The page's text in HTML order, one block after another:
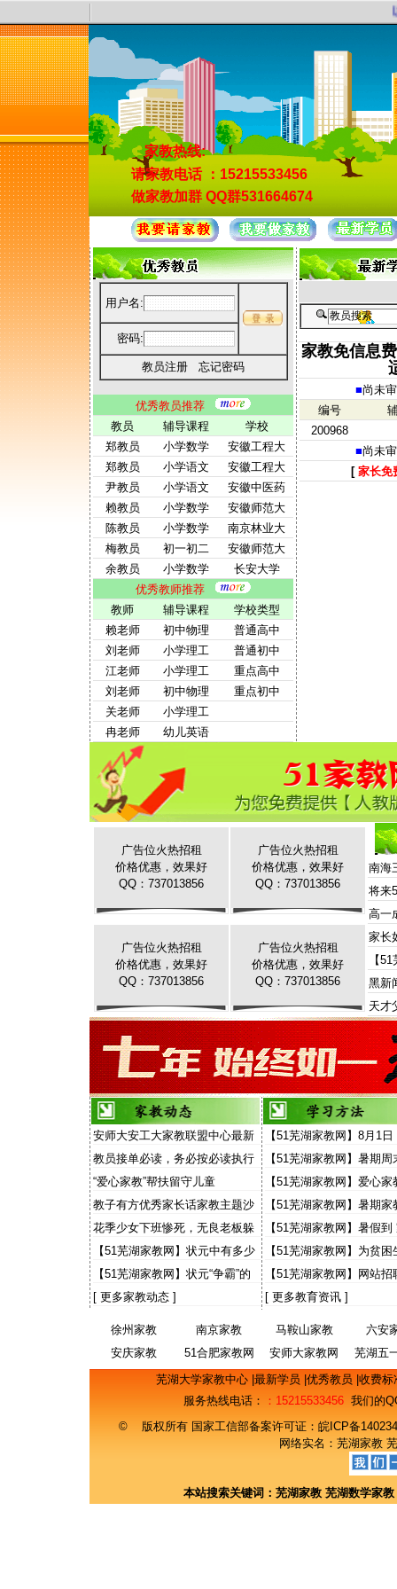
家教热线:
请家教电话 ：15215533456
做家教加群 QQ群531664674
用户名:
密码:
教员注册 忘记密码
优秀教员推荐
教员
辅导课程
学校
郑教员
小学数学
安徽工程大
郑教员
小学语文
安徽工程大
尹教员
小学语文
安徽中医药
赖教员
小学数学
安徽师范大
陈教员
小学数学
南京林业大
梅教员
初一初二
安徽师范大
余教员
小学数学
长安大学
优秀教师推荐
教师
辅导课程
学校类型
赖老师
初中物理
普通高中
刘老师
小学理工
普通初中
江老师
小学理工
重点高中
刘老师
初中物理
重点初中
关老师
小学理工
冉老师
幼儿英语
家教免信息
■尚未
编号
200968
■尚未
[ 家长免
广告位火热招租
价格优惠，效果好
QQ：737013856
广告位火热招租
价格优惠，效果好
QQ：737013856
南海
将来
高一
家长
【
黑新
天才
广告位火热招租
价格优惠，效果好
QQ：737013856
广告位火热招租
价格优惠，效果好
QQ：737013856
安师大安工大家教联盟中心最新
家教信息
教员接单必读，务必按必读执行
“爱心家教”帮扶留守儿童
教子有方优秀家长话家教主题沙
龙
花季少女下班惨死，无良老板躲
猫猫，天理何在？国法何在？
【51芜湖家教网】状元中有多少
来自农村
【51芜湖家教网】状元“争霸”的
意义
[ 更多家教动态 ]
【51芜湖家教网】8月1日
场“家教”演讲面向家长和
【51芜湖家教网】暑期周
费去听“家教大讲堂”
【51芜湖家教网】爱心家
出感人故事 “小老师”讲13
【51芜湖家教网】暑期家
大学生有些灰心
【51芜湖家教网】暑假
【51芜湖家教网】为贫困
事 财大预录生自荐当免
【51芜湖家教网】网站招
期工主流找工渠道 50%
[ 更多教育资讯 ]
徐州家教 南京家教 马鞍山家教
六安
安庆家教
51合肥家教网 安师大家教网
芜湖五
网
芜湖大学家教中心 最新学员 优秀教员 收费
服务热线电话：
：15215533456 我们的
© 版权所有 国家工信部备案许可证： 皖ICP备
网络实名： 芜湖家教
本站搜索关键词： 芜湖家教 芜湖数学家教